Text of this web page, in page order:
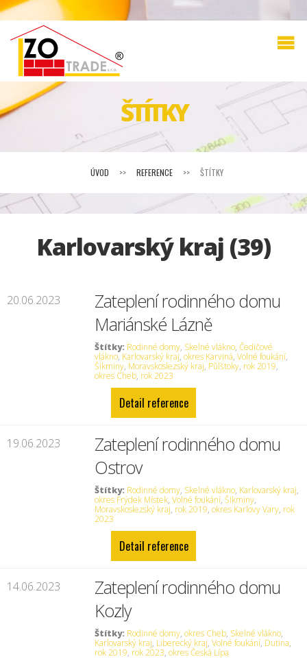
ŠTÍTKY
ÚVOD >> REFERENCE >> ŠTÍTKY
Karlovarský kraj (39)
20.06.2023
Zateplení rodinného domu
Mariánské Lázně
Štítky: Rodinné domy, Skelné vlákno,Čedičové
vlákno, Karlovarský kraj,okres Karviná,Volné foukání,
Šikminy, Moravskoslezský kraj, Půlštoky, rok 2019,
okres Cheb, rok 2023
Detail reference
19.06.2023
Zateplení rodinného domu
Ostrov
Štítky: Rodinné domy, Skelné vlákno, Karlovarský kraj,
okres Frýdek Místek,Volné foukání,Šikminy,
Moravskoslezský kraj, rok 2019,okres Karlovy Vary, rok
2023
Detail reference
14.06.2023
Zateplení rodinného domu
Kozly
Štítky: Rodinné domy,okres Cheb, Skelné vlákno,
Karlovarský kraj, Liberecký kraj,Volné foukání, Dutina,
rok 2019, rok 2023,okres Česká Lípa